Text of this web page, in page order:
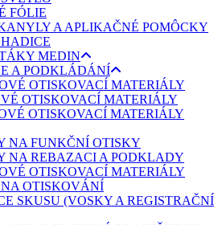
FÓLIE
A APLIKAČNÉ POMÔCKY
MEDIN
A PODKLÁDÁNÍ
OTISKOVACÍ MATERIÁLY
OTISKOVACÍ MATERIÁLY
OTISKOVACÍ MATERIÁLY
NA FUNKČNÍ OTISKY
NA REBAZACI A PODKLADY
OTISKOVACÍ MATERIÁLY
OTISKOVÁNÍ
SKUSU (VOSKY A REGISTRAČNÍ